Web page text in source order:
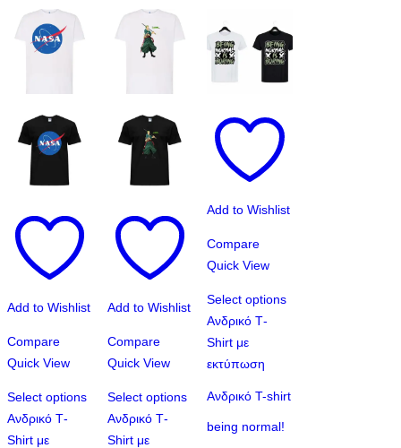
Add to Wishlist
Compare
Quick View
Select options
Αυτό
το
Aνδρικό Τ-
Shirt με
Add to Wishlist
Compare
Quick View
Select options
Αυτό
το
Aνδρικό Τ-
Shirt με
Add to Wishlist
Compare
Quick View
Select options
Αυτό
το
προϊόν
πολλαπλές
παραλλαγές.
Aνδρικό Τ-
Shirt με
εκτύπωση
Ανδρικό T-shirt
being normal!